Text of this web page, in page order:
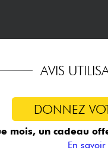
AVIS
DONNEZ
mois, un cadeau
En